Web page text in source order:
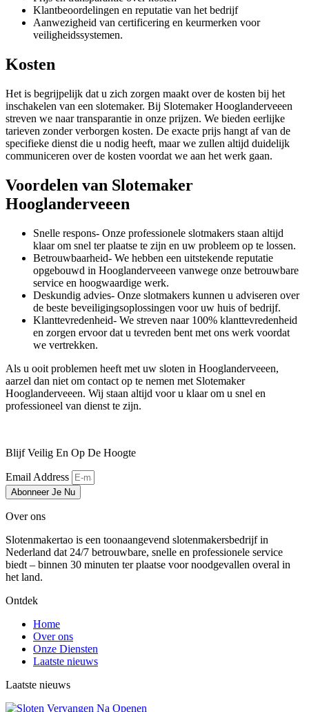
Klantbeoordelingen en reputatie van het bedrijf
Aanwezigheid van certificering en keurmerken voor
veiligheidssystemen.
Kosten
Het is begrijpelijk dat u zich zorgen maakt over de kosten bij het
inschakelen van een slotemaker. Bij Slotemaker Hooglanderveeen
streven we naar transparantie in onze prijzen. We bieden eerlijke
tarieven zonder verborgen kosten. De exacte prijs hangt af van de
specifieke dienst die u nodig heeft, maar we zullen altijd duidelijk
communiceren over de kosten voordat we aan het werk gaan.
Voordelen van Slotemaker
Hooglanderveeen
Snelle respons- Onze professionele slotmakers staan ​​altijd
klaar om snel ter plaatse te zijn en uw probleem op te lossen.
Betrouwbaarheid- We hebben een uitstekende reputatie
opgebouwd in Hooglanderveeen vanwege onze betrouwbare
service en hoogwaardige werk.
Deskundig advies- Onze slotmakers kunnen u adviseren over
de beste beveiligingsoplossingen voor uw huis of bedrijf.
Klanttevredenheid- We streven naar 100% klanttevredenheid
en zorgen ervoor dat u tevreden bent met ons werk voordat
we vertrekken.
Als u ooit problemen heeft met uw sloten in Hooglanderveeen,
aarzel dan niet om contact op te nemen met Slotemaker
Hooglanderveeen. Wij staan ​​altijd voor u klaar om u snel en
professioneel van dienst te zijn.
Blijf Veilig En Op De Hoogte
Email Address
Abonneer Je Nu
Over ons
Slotenmakertao is een toonaangevend slotenmakersbedrijf in
Nederland dat 24/7 betrouwbare, snelle en professionele service
biedt – binnen 30 minuten ter plaatse voor noodgevallen overal in
het land.
Ontdek
Home
Over ons
Onze Diensten
Laatste nieuws
Laatste nieuws